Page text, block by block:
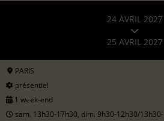
24 AVRIL 2027
25 AVRIL 2027
PARIS
présentiel
1 week-end
sam. 13h30-17h30, dim. 9h30-12h30/